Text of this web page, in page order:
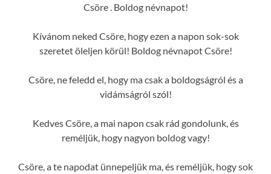
Csöre . Boldog névnapot!
Kívánom neked Csöre, hogy ezen a napon sok-sok
szeretet öleljen körül! Boldog névnapot Csöre!
Csöre, ne feledd el, hogy ma csak a boldogságról és a
vidámságról szól!
Kedves Csöre, a mai napon csak rád gondolunk, és
reméljük, hogy nagyon boldog vagy!
Csöre, a te napodat ünnepeljük ma, és reméljük, hogy sok